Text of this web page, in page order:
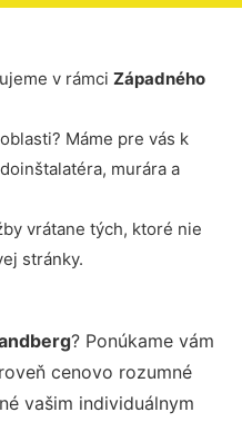
v rámci Západného
Máme pre vás k
murára a
vrátane tých, ktoré nie
stránky.
? Ponúkame vám
cenovo rozumné
vašim individuálnym